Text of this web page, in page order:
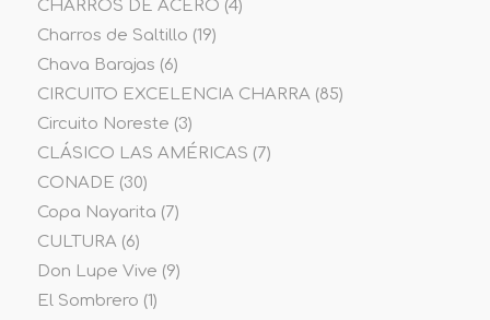
CHARROS DE ACERO (4)
Charros de Saltillo (19)
Chava Barajas (6)
CIRCUITO EXCELENCIA CHARRA(85)
Circuito Noreste (3)
CLÁSICO LAS AMÉRICAS (7)
CONADE (30)
Copa Nayarita (7)
CULTURA(6)
Don Lupe Vive (9)
El Sombrero (1)